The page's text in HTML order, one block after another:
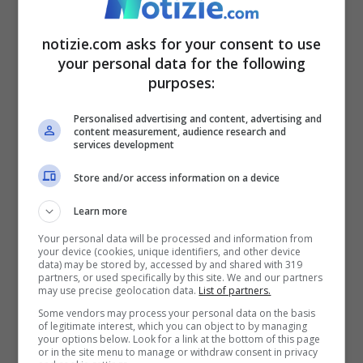
della figliastra
I would like you to meet Polina
Kovaleva. Polina is a 26-year-
old glamorous Russian girl from
London🇬🇧. She lives in a huge
apartment in Kensington and
loves to party, her instagram
feed looks like a non-stop
holiday. That’s not unheard of,
notizie.com asks for your consent to use
your personal data for the following
purposes:
Personalised advertising and content, advertising and
content measurement, audience research and
services development
Store and/or access information on a device
Learn more
Your personal data will be processed and information from
your device (cookies, unique identifiers, and other device
data) may be stored by, accessed by and shared with 319
partners, or used specifically by this site. We and our partners
may use precise geolocation data. List of partners.
Some vendors may process your personal data on the basis
of legitimate interest, which you can object to by managing
your options below. Look for a link at the bottom of this page
or in the site menu to manage or withdraw consent in privacy